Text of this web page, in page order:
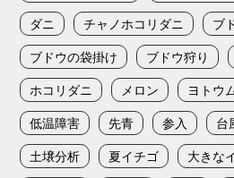
ダニ
チャノホコリダニ
ブ
ブドウの袋掛け
ブドウ狩り
ホコリダニ
メロン ヨトウ
低温障害
先青 参入 台
土壌分析
夏イチゴ 大きな